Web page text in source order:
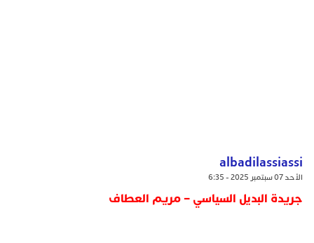
albadilassiassi
الأحد 07 سبتمبر 2025 - 6:35
جريدة البديل السياسي – مريم العطاف